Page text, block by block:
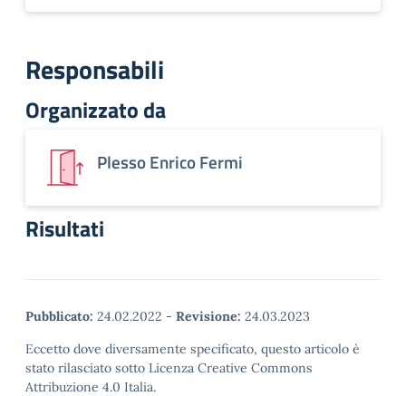
Responsabili
Organizzato da
Plesso Enrico Fermi
Risultati
Pubblicato: 24.02.2022 - Revisione: 24.03.2023
Eccetto dove diversamente specificato, questo articolo è
stato rilasciato sotto Licenza Creative Commons
Attribuzione 4.0 Italia.